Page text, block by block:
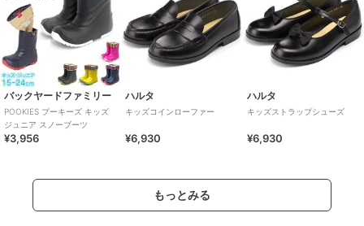
バックヤードファミリー
POOKIES プーキーズ キッズ
ジュニア スノーブーツ
¥3,956
ハルタ
キッズコインローファー
¥6,930
ハルタ
キッズストラップシューズ
¥6,930
もっとみる